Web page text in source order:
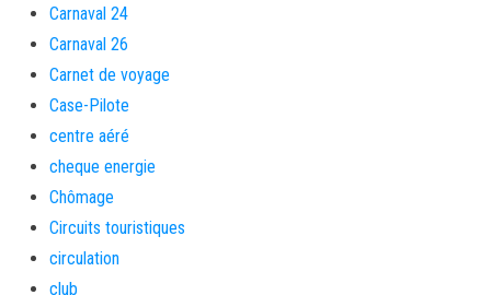
Carnaval 24
Carnaval 26
Carnet de voyage
Case-Pilote
centre aéré
cheque energie
Chômage
Circuits touristiques
circulation
club